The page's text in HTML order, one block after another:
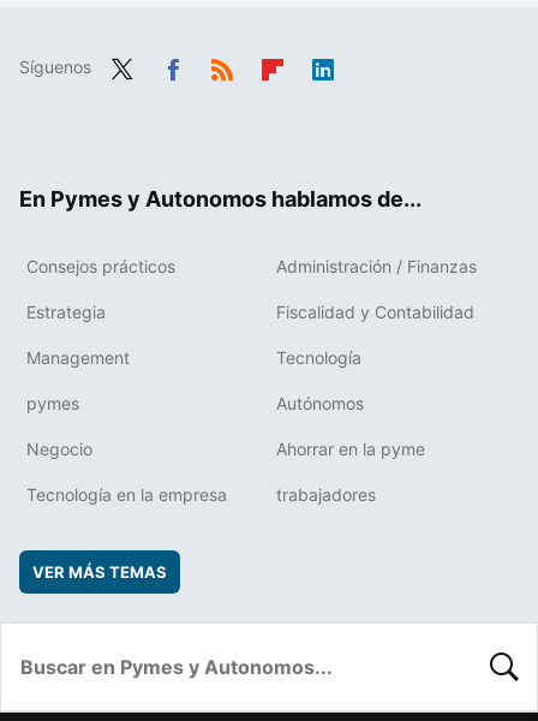
Síguenos
En Pymes y Autonomos hablamos de...
Consejos prácticos Administración / Finanzas
Estrategia Fiscalidad y Contabilidad
Management Tecnología
pymes Autónomos
Negocio Ahorrar en la pyme
Tecnología en la empresa trabajadores
VER MÁS TEMAS